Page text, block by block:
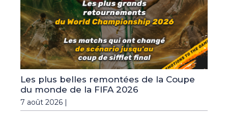
Les plus belles remontées de la Coupe
du monde de la FIFA 2026
7 août 2026 |